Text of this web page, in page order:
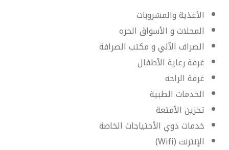
الأغذية والمشروبات
المحلات و الأسواق الحره
الصراف الآلي و مكتب الصرافة
غرفة رعاية الأطفال
غرفة الراحه
الخدمات الطبية
تخزين الأمتعة
خدمات ذوي الأحتياجات الخاصة
الإنترنت (Wifi)